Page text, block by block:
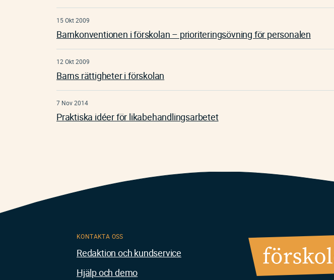
15 Okt 2009
Barnkonventionen i förskolan – prioriteringsövning för personalen
12 Okt 2009
Barns rättigheter i förskolan
7 Nov 2014
Praktiska idéer för likabehandlingsarbetet
KONTAKTA OSS
Redaktion och kundservice
Hjälp och demo